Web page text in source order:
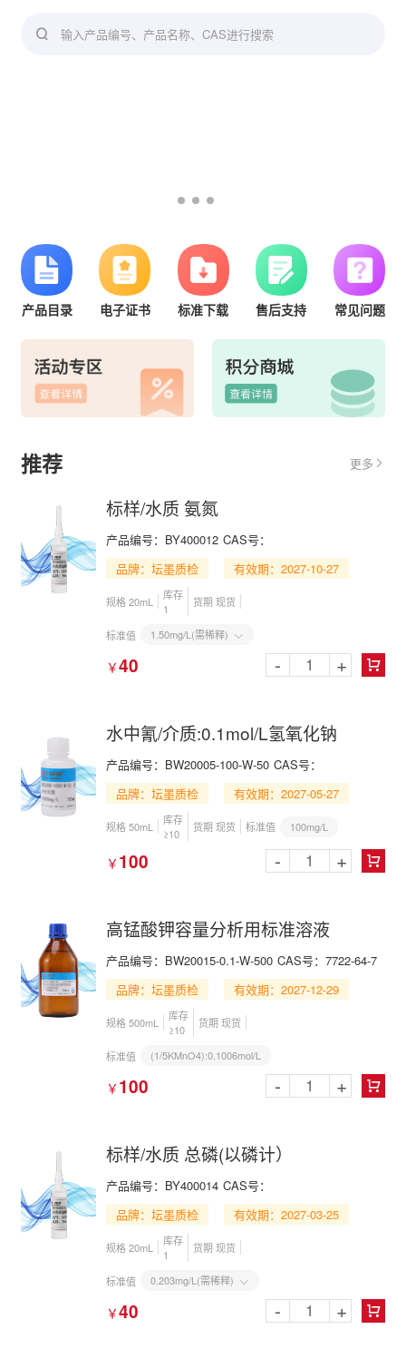
输入产品编号、产品名称、CAS进行搜索
产品目录 电子证书 标准下载 售后支持 常见问题
推荐 更多 
标样/水质 氨氮
产品编号：BY400012 CAS号：
品牌：坛墨质检
有效期：2027-10-27
规格 20mL
库存
1
货期 现货
标准值 1.50mg/L(需稀释) 
￥40 
- +
水中氰/介质:0.1mol/L氢氧化钠
产品编号：BW20005-100-W-50 CAS号：
品牌：坛墨质检
有效期：2027-05-27
规格 50mL
库存
≥10
货期 现货 标准值 100mg/L
￥ 100 
- +
高锰酸钾容量分析用标准溶液
产品编号：BW20015-0.1-W-500 CAS号：7722-64-7
品牌：坛墨质检
有效期：2027-12-29
规格 500mL
库存
≥10
货期 现货
标准值 (1/5KMnO4):0.1006mol/L
￥ 100 
- +
标样/水质 总磷(以磷计）
产品编号：BY400014 CAS号：
品牌：坛墨质检
有效期：2027-03-25
规格 20mL
库存
1
货期 现货
标准值 0.203mg/L(需稀释) 
￥40 
- +